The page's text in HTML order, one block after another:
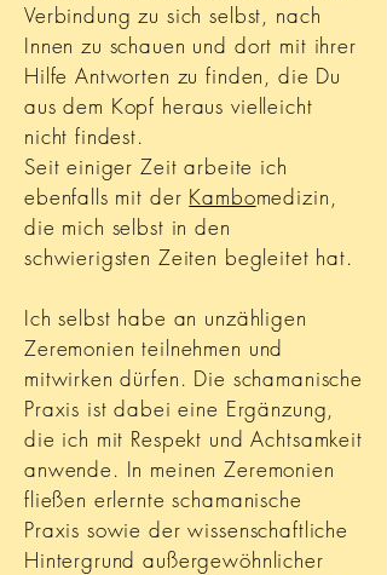
Verbindung zu sich selbst, nach
Innen zu schauen und dort mit ihrer
Hilfe Antworten zu finden, die Du
aus dem Kopf heraus vielleicht
nicht findest.
Seit einiger Zeit arbeite ich
ebenfalls mit der Kambomedizin,
die mich selbst in den
schwierigsten Zeiten begleitet hat.
Ich selbst habe an unzähligen
Zeremonien teilnehmen und
mitwirken dürfen. Die schamanische
Praxis ist dabei eine Ergänzung,
die ich mit Respekt und Achtsamkeit
anwende. In meinen Zeremonien
fließen erlernte schamanische
Praxis sowie der wissenschaftliche
Hintergrund außergewöhnlicher